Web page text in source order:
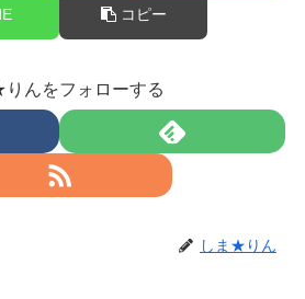
コピー
んをフォローする
しま★りん